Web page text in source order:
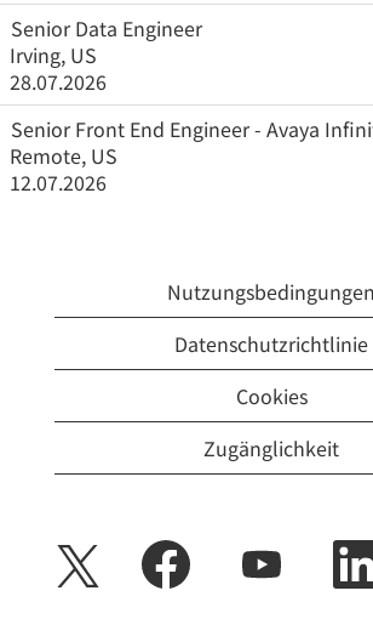
Senior Data Engineer
Irving, US
28.07.2026
Senior Front End Engineer - Avaya
Remote, US
12.07.2026
Nutzungsbedingungen
Datenschutzrichtlinie
Cookies
Zugänglichkeit
W
r
W W W
r